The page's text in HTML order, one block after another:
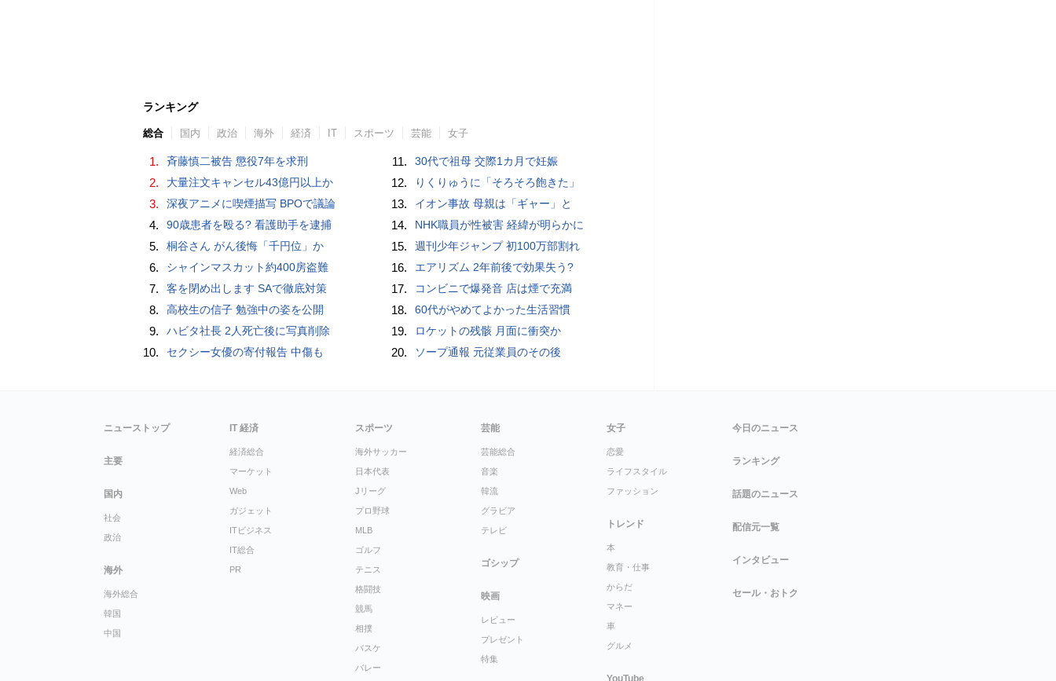
ランキング
総合 国内 政治 海外 経済 IT スポーツ 芸能 女子
1. 斉藤慎二被告 懲役7年を求刑
2. 大量注文キャンセル43億円以上か
3. 深夜アニメに喫煙描写 BPOで議論
4. 90歳患者を殴る? 看護助手を逮捕
5. 桐谷さん がん後悔「千円位」か
6. シャインマスカット約400房盗難
7. 客を閉め出します SAで徹底対策
8. 高校生の信子 勉強中の姿を公開
9. ハビタ社長 2人死亡後に写真削除
10. セクシー女優の寄付報告 中傷も
11. 30代で祖母 交際1カ月で妊娠
12. りくりゅうに「そろそろ飽きた」
13. イオン事故 母親は「ギャー」と
14. NHK職員が性被害 経緯が明らかに
15. 週刊少年ジャンプ 初100万部割れ
16. エアリズム 2年前後で効果失う?
17. コンビニで爆発音 店は煙で充満
18. 60代がやめてよかった生活習慣
19. ロケットの残骸 月面に衝突か
20. ソープ通報 元従業員のその後
ニューストップ
主要
国内
社会
政治
海外
海外総合
韓国
中国
IT 経済
経済総合
マーケット
Web
ガジェット
ITビジネス
IT総合
PR
スポーツ
海外サッカー
日本代表
Jリーグ
プロ野球
MLB
ゴルフ
テニス
格闘技
競馬
相撲
バスケ
バレー
芸能
芸能総合
音楽
韓流
グラビア
テレビ
ゴシップ
映画
レビュー
プレゼント
特集
女子
恋愛
ライフスタイル
ファッション
トレンド
本
教育・仕事
からだ
マネー
車
グルメ
YouTube
今日のニュース
ランキング
話題のニュース
配信元一覧
インタビュー
セール・おトク